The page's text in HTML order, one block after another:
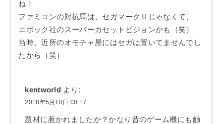
ね！
ファミコンの対抗馬は、セガマークⅢじゃなくて、
エポック社のスーパーカセットビジョンかも（笑）
当時、近所のオモチャ屋にはセガは置いてませんでし
たから（笑）
kentworld より:
2018年5月10日 00:17
題材に惹かれましたか？かなり昔のゲーム機にも触